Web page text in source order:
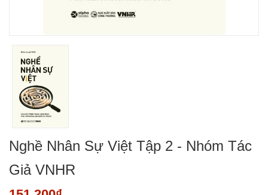
Nghề Nhân Sự Việt Tập 2 - Nhóm Tác
Giả VNHR